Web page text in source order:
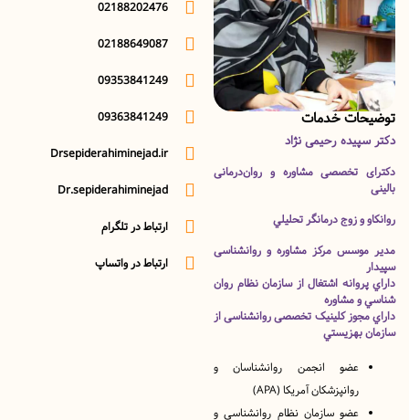
خدمات
رحیمی نژاد
تخصصی مشاوره و روان‌درمانی
و زوج درمانگر تحليلي
مرکز مشاوره و روانشناسی
اشتغال از سازمان نظام روان
مشاوره
کلینیک تخصصی روانشناسی از
بهزيستي
عضو انجمن روانشناسان و
روانپزشکان آمریکا (APA)
عضو سازمان نظام روانشناسی و
02188202476
02188649087
09353841249
09363841249
Drsepiderahiminejad.ir
Dr.sepiderahiminejad
ارتباط در تلگرام
ارتباط در واتساپ